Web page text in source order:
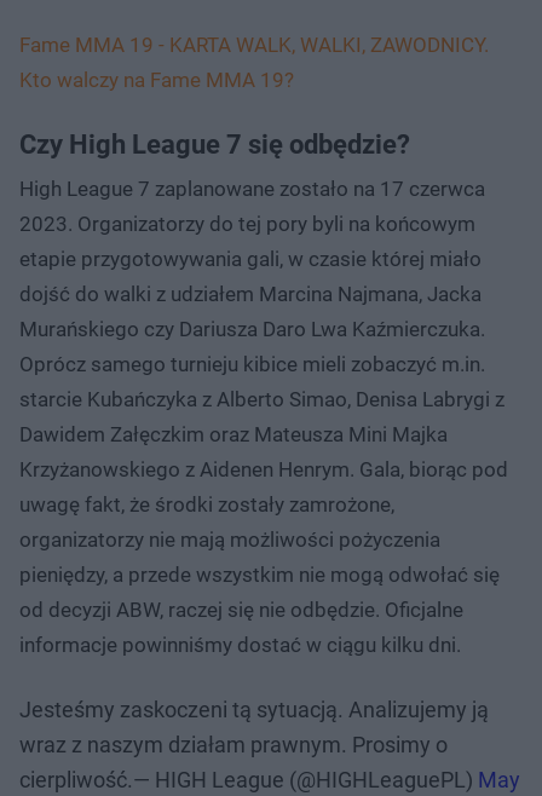
Fame MMA 19 - KARTA WALK, WALKI, ZAWODNICY.
Kto walczy na Fame MMA 19?
Czy High League 7 się odbędzie?
High League 7 zaplanowane zostało na 17 czerwca
2023. Organizatorzy do tej pory byli na końcowym
etapie przygotowywania gali, w czasie której miało
dojść do walki z udziałem Marcina Najmana, Jacka
Murańskiego czy Dariusza Daro Lwa Kaźmierczuka.
Oprócz samego turnieju kibice mieli zobaczyć m.in.
starcie Kubańczyka z Alberto Simao, Denisa Labrygi z
Dawidem Załęczkim oraz Mateusza Mini Majka
Krzyżanowskiego z Aidenen Henrym. Gala, biorąc pod
uwagę fakt, że środki zostały zamrożone,
organizatorzy nie mają możliwości pożyczenia
pieniędzy, a przede wszystkim nie mogą odwołać się
od decyzji ABW, raczej się nie odbędzie. Oficjalne
informacje powinniśmy dostać w ciągu kilku dni.
Jesteśmy zaskoczeni tą sytuacją. Analizujemy ją
wraz z naszym działam prawnym. Prosimy o
cierpliwość.— HIGH League (@HIGHLeaguePL) May